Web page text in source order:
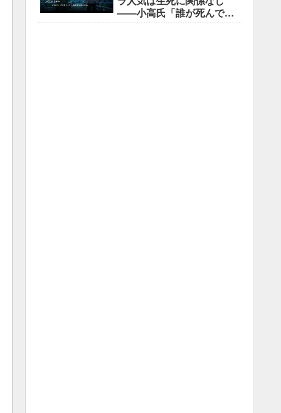
――小高氏「誰が死んでも